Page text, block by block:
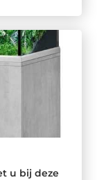
u bij deze